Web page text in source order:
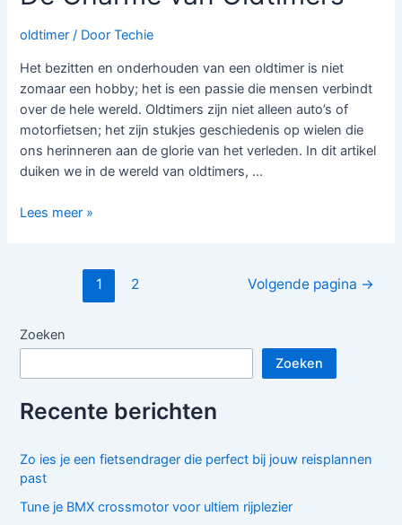
oldtimer / DoorTechie
Het bezitten en onderhouden van een oldtimer is niet
zomaar een hobby; het is een passie die mensen verbindt
over de hele wereld. Oldtimers zijn niet alleen auto’s of
motorfietsen; het zijn stukjes geschiedenis op wielen die
ons herinneren aan de glorie van het verleden. In dit artikel
duiken we in de wereld van oldtimers, …
De
Lees meer »
1 2 Volgende pagina →
Zoeken
Zoeken
Recente berichten
Zo ies je een fietsendrager die perfect bij jouw reisplannen
past
Tune je BMX crossmotor voor ultiem rijplezier